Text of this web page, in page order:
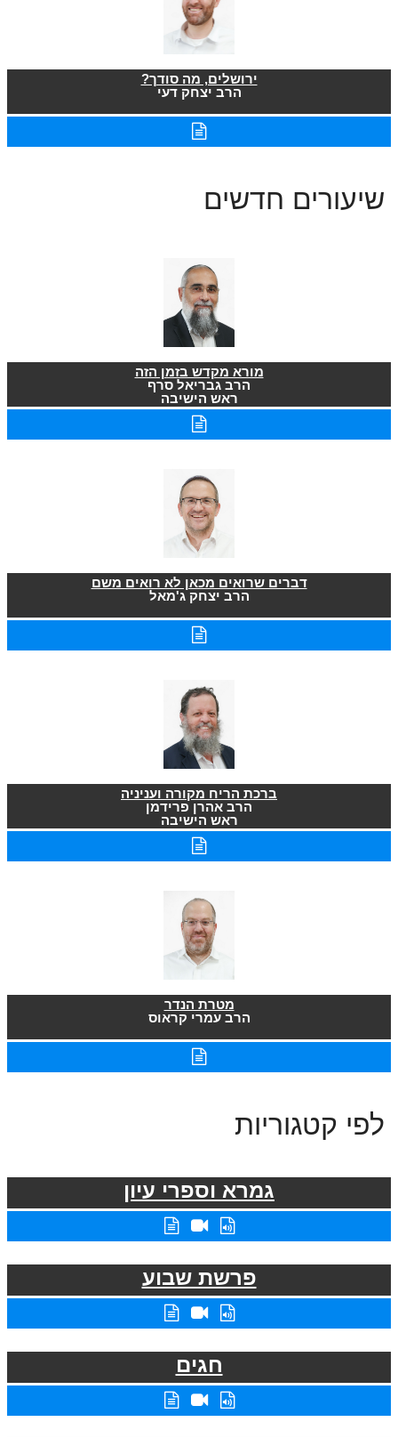
ירושלים, מה סודך?
הרב יצחק דעי
שיעורים חדשים
מורא מקדש בזמן הזה
הרב גבריאל סרף
ראש הישיבה
דברים שרואים מכאן לא רואים משם
הרב יצחק ג'מאל
ברכת הריח מקורה ועניניה
הרב אהרן פרידמן
ראש הישיבה
מטרת הנדר
הרב עמרי קראוס
לפי קטגוריות
גמרא וספרי עיון
פרשת שבוע
חגים